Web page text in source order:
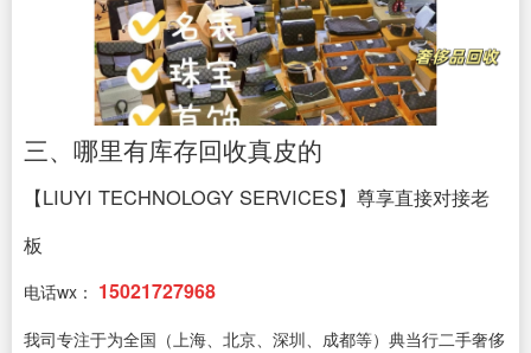
三、哪里有库存回收真皮的
【LIUYI TECHNOLOGY SERVICES】尊享直接对接老
板
电话wx： 15021727968
我司专注于为全国（上海、北京、深圳、成都等）典当行二手奢侈